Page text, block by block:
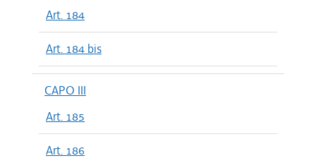
Art. 184
Art. 184 bis
CAPO III
Art. 185
Art. 186